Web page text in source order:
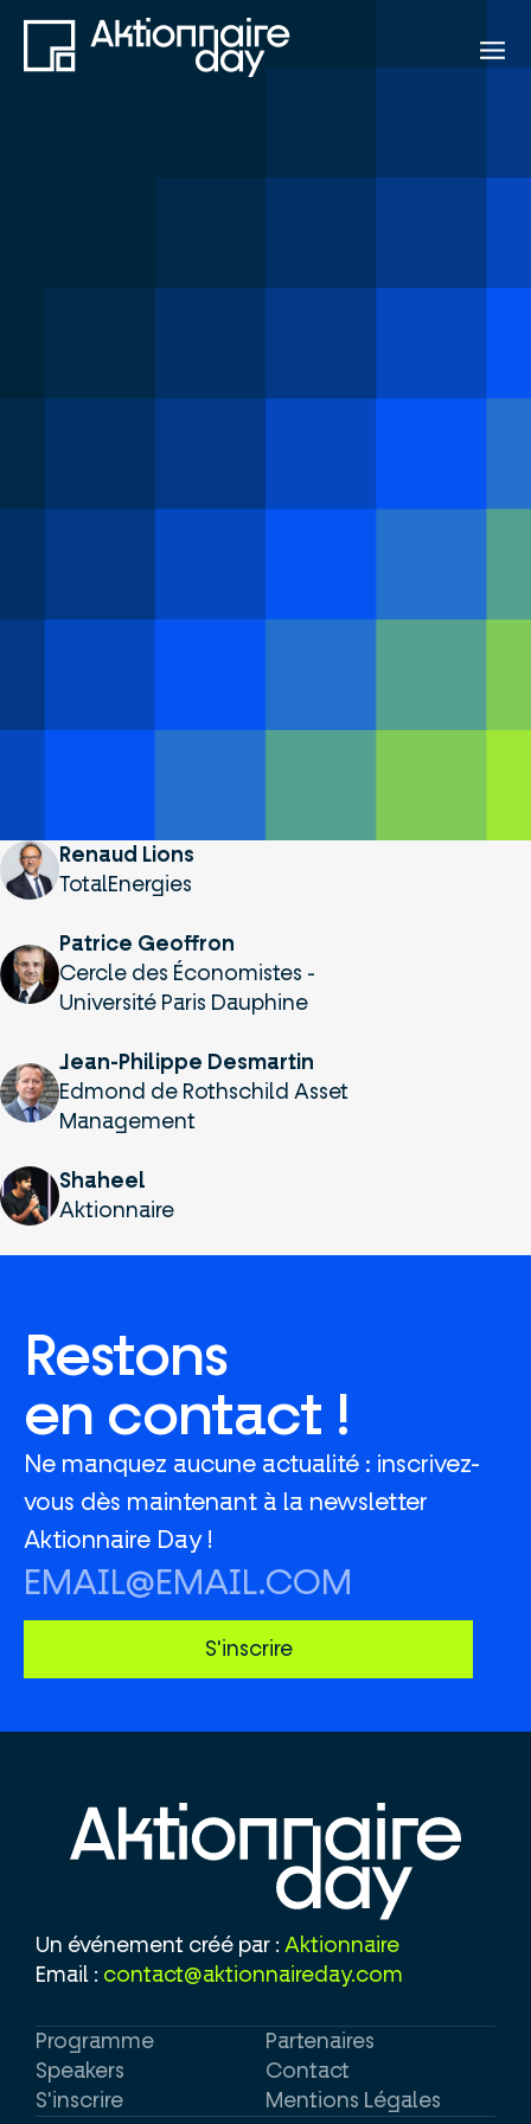
Renaud Lions
TotalEnergies
Patrice Geoffron
Cercle des Économistes -
Université Paris Dauphine
Jean-Philippe Desmartin
Edmond de Rothschild Asset
Management
Shaheel
Aktionnaire
Restons
en contact !
Ne manquez aucune actualité : inscrivez-
vous dès maintenant à la newsletter
Aktionnaire Day !
Un événement créé par : Aktionnaire
Email : contact@aktionnaireday.com
Programme
Speakers
S'inscrire
Partenaires
Contact
Mentions Légales